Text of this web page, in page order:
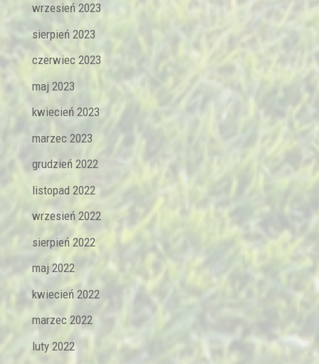
wrzesień 2023
sierpień 2023
czerwiec 2023
maj 2023
kwiecień 2023
marzec 2023
grudzień 2022
listopad 2022
wrzesień 2022
sierpień 2022
maj 2022
kwiecień 2022
marzec 2022
luty 2022